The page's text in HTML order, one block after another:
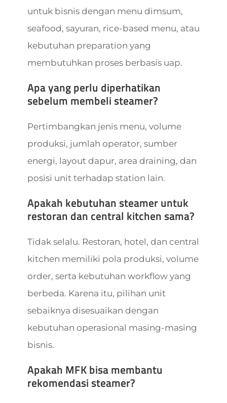
untuk bisnis dengan menu dimsum,
seafood, sayuran, rice-based menu, atau
kebutuhan preparation yang
membutuhkan proses berbasis uap.
Apa yang perlu diperhatikan
sebelum membeli steamer?
Pertimbangkan jenis menu, volume
produksi, jumlah operator, sumber
energi, layout dapur, area draining, dan
posisi unit terhadap station lain.
Apakah kebutuhan steamer untuk
restoran dan central kitchen sama?
Tidak selalu. Restoran, hotel, dan central
kitchen memiliki pola produksi, volume
order, serta kebutuhan workflow yang
berbeda. Karena itu, pilihan unit
sebaiknya disesuaikan dengan
kebutuhan operasional masing-masing
bisnis.
Apakah MFK bisa membantu
rekomendasi steamer?